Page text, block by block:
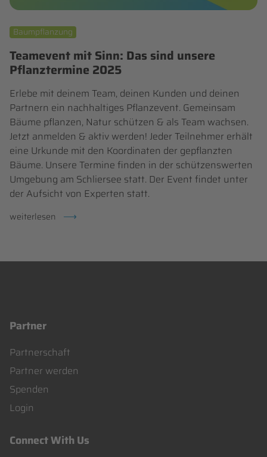
Baumpflanzung
Teamevent mit Sinn: Das sind unsere
Pflanztermine 2025
Erlebe mit deinem Team, deinen Kunden und deinen
Partnern ein nachhaltiges Pflanzevent. Gemeinsam
Bäume pflanzen, Natur schützen & als Team wachsen.
Jetzt anmelden & aktiv werden! Jeder Teilnehmer erhält
eine Urkunde mit den Koordinaten der gepflanzten
Bäume. Unsere Termine finden in der schützenswerten
Umgebung am Schliersee statt. Der Event findet unter
der Aufsicht von Experten statt.
weiterlesen teamevent
Partner
Navigation
überspringen
Partnerschaft
Partner werden
Spenden
Login
Connect With Us